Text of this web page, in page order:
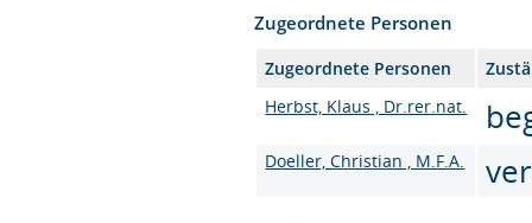
Zugeordnete Personen
Zugeordnete Personen
Herbst, Klaus , Dr.rer.nat.
Doeller, Christian , M.F.A.